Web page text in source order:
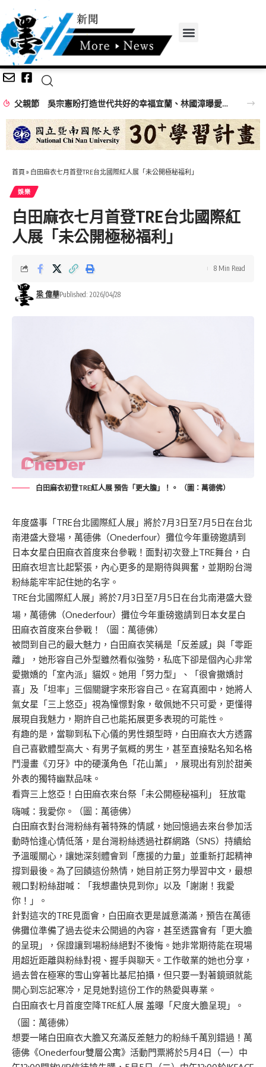
父親節 吳宗憲盼打造世代共好的幸福宜蘭、林國漳曝愛女手作貼圖
首頁 » 白田麻衣七月首登TRE台北國際紅人展「未公開極秘福利」
娛樂
白田麻衣七月首登TRE台北國際紅
人展「未公開極秘福利」
梁 偉華Published: 2026/04/28
8 Min Read
白田麻衣初登TRE紅人展 預告「更大膽」！。 （圖：萬德佛）
年度盛事「TRE台北國際紅人展」將於7月3日至7月5日在台北
南港盛大登場，萬德佛（Onederfour）攤位今年重磅邀請到
日本女星白田麻衣首度來台參戰！面對初次登上TRE舞台，白
田麻衣坦言比起緊張，內心更多的是期待與興奮，並期盼台灣
粉絲能牢牢記住她的名字。
TRE台北國際紅人展」將於7月3日至7月5日在台北南港盛大登
場，萬德佛（Onederfour）攤位今年重磅邀請到日本女星白
田麻衣首度來台參戰！（圖：萬德佛）
被問到自己的最大魅力，白田麻衣笑稱是「反差感」與「零距
離」，她形容自己外型雖然看似強勢，私底下卻是個內心非常
愛撒嬌的「室內派」貓奴。她用「努力型」、「很會撒嬌討
喜」及「坦率」三個關鍵字來形容自己。在寫真圈中，她將人
氣女星「三上悠亞」視為憧憬對象，敬佩她不只可愛，更懂得
展現自我魅力，期許自己也能拓展更多表現的可能性。
有趣的是，當聊到私下心儀的男性類型時，白田麻衣大方透露
自己喜歡體型高大、有男子氣概的男生，甚至直接點名知名格
鬥漫畫《刃牙》中的硬漢角色「花山薰」，展現出有別於甜美
外表的獨特幽默品味。
看齊三上悠亞！白田麻衣來台祭「未公開極秘福利」 狂放電
嗨喊：我愛你。（圖：萬德佛）
白田麻衣對台灣粉絲有著特殊的情感，她回憶過去來台參加活
動時恰逢心情低落，是台灣粉絲透過社群網路（SNS）持續給
予溫暖關心，讓她深刻體會到「應援的力量」並重新打起精神
撐到最後。為了回饋這份熱情，她目前正努力學習中文，最想
親口對粉絲甜喊：「我想盡快見到你」以及「謝謝！我愛
你！」。
針對這次的TRE見面會，白田麻衣更是誠意滿滿，預告在萬德
佛攤位準備了過去從未公開過的內容，甚至透露會有「更大膽
的呈現」，保證讓到場粉絲絕對不後悔。她非常期待能在現場
用超近距離與粉絲對視、握手與聊天。工作敬業的她也分享，
過去曾在極寒的雪山穿著比基尼拍攝，但只要一對著鏡頭就能
開心到忘記寒冷，足見她對這份工作的熱愛與專業。
白田麻衣七月首度空降TRE紅人展 羞曝「尺度大膽呈現」。
（圖：萬德佛）
想要一睹白田麻衣大膽又充滿反差魅力的粉絲千萬別錯過！萬
德佛《Onederfour雙層公寓》活動門票將於5月4日（一）中